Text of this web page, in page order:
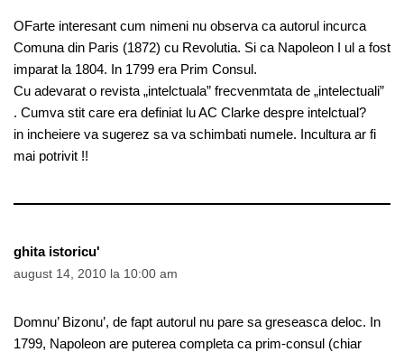
OFarte interesant cum nimeni nu observa ca autorul incurca
Comuna din Paris (1872) cu Revolutia. Si ca Napoleon I ul a fost
imparat la 1804. In 1799 era Prim Consul.
Cu adevarat o revista „intelctuala” frecvenmtata de „intelectuali”
. Cumva stit care era definiat lu AC Clarke despre intelctual?
in incheiere va sugerez sa va schimbati numele. Incultura ar fi
mai potrivit !!
ghita istoricu'
august 14, 2010 la 10:00 am
Domnu’ Bizonu’, de fapt autorul nu pare sa greseasca deloc. In
1799, Napoleon are puterea completa ca prim-consul (chiar